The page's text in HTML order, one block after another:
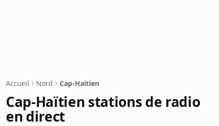
Accueil Nord Cap-Haïtien
Cap-Haïtien stations de radio
en direct